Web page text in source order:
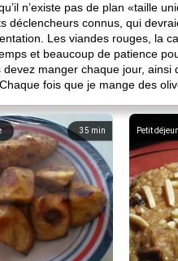
n’existe pas de plan «taille
déclencheurs connus, qui
Les viandes rouges, la
et beaucoup de patience
manger chaque jour,
fois que je mange des
35 min Petit